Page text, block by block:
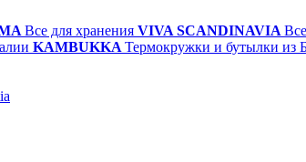
Все для хранения VIVA SCANDINAVIA
KAMBUKKA Термокружки и бутылки из